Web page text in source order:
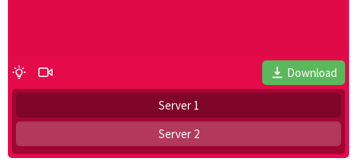
Download
Server 1
Server 2